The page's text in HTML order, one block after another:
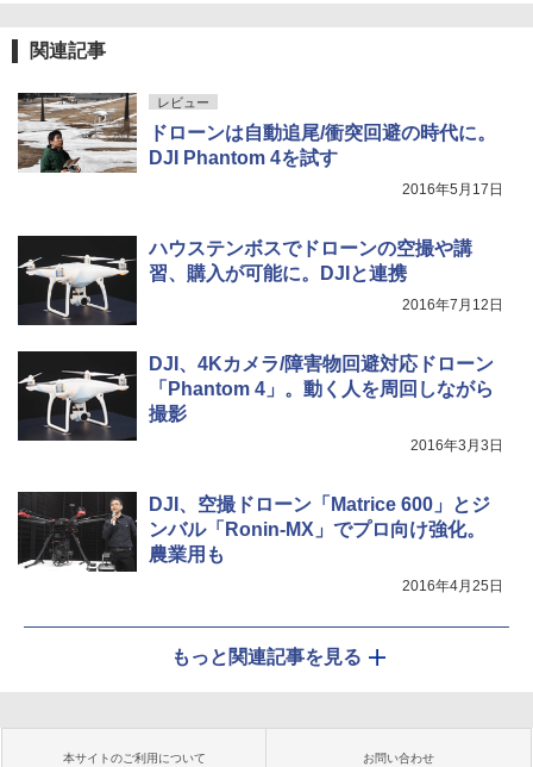
関連記事
レビュー
ドローンは自動追尾/衝突回避の時代に。
DJI Phantom 4を試す
2016年5月17日
ハウステンボスでドローンの空撮や講
習、購入が可能に。DJIと連携
2016年7月12日
DJI、4Kカメラ/障害物回避対応ドローン
「Phantom 4」。動く人を周回しながら
撮影
2016年3月3日
DJI、空撮ドローン「Matrice 600」とジ
ンバル「Ronin-MX」でプロ向け強化。
農業用も
2016年4月25日
もっと関連記事を見る
本サイトのご利用について お問い合わせ